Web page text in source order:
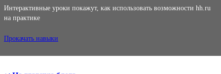
Интерактивные уроки покажут, как использовать возможности hh.ru
на практике
Прокачать навыки